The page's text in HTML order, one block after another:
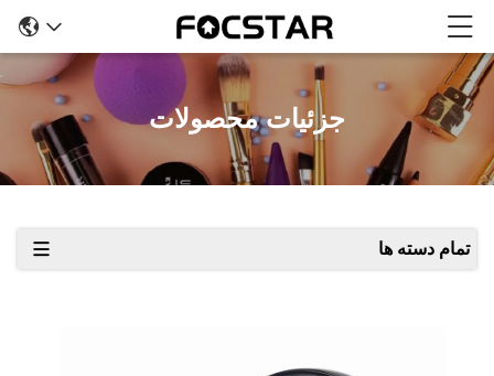
جزئیات محصولات
تمام دسته ها